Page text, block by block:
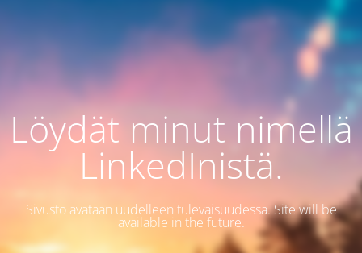
Löydät minut nimellä
LinkedInistä.
Sivusto avataan uudelleen tulevaisuudessa. Site will be
available in the future.